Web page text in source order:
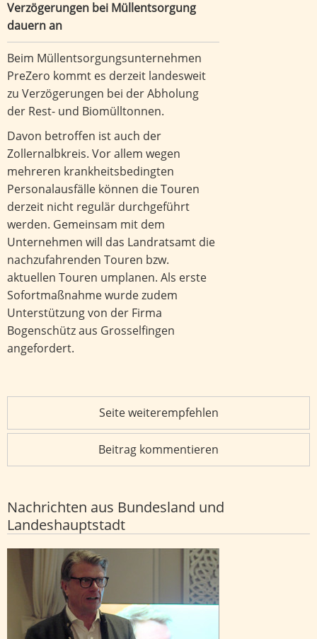
Verzögerungen bei Müllentsorgung
dauern an
Beim Müllentsorgungsunternehmen
PreZero kommt es derzeit landesweit
zu Verzögerungen bei der Abholung
der Rest- und Biomülltonnen.
Davon betroffen ist auch der
Zollernalbkreis. Vor allem wegen
mehreren krankheitsbedingten
Personalausfälle können die Touren
derzeit nicht regulär durchgeführt
werden. Gemeinsam mit dem
Unternehmen will das Landratsamt die
nachzufahrenden Touren bzw.
aktuellen Touren umplanen. Als erste
Sofortmaßnahme wurde zudem
Unterstützung von der Firma
Bogenschütz aus Grosselfingen
angefordert.
Seite weiterempfehlen
Beitrag kommentieren
Nachrichten aus Bundesland und
Landeshauptstadt
Thomas Bareiß kündigt politische Auszeit an